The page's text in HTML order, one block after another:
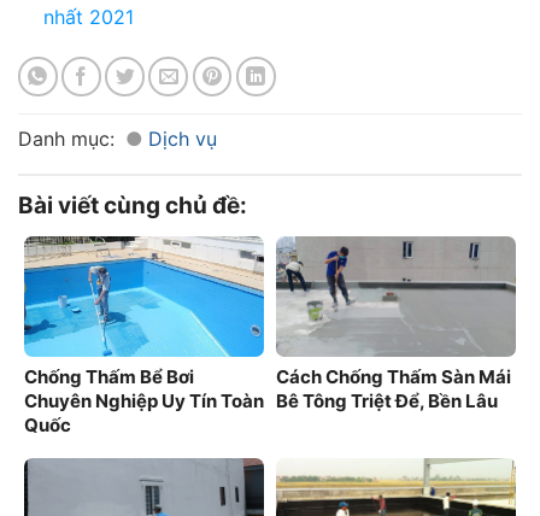
nhất 2021
Danh mục: Dịch vụ
Bài viết cùng chủ đề:
Chống Thấm Bể Bơi
Chuyên Nghiệp Uy Tín Toàn
Quốc
Cách Chống Thấm Sàn Mái
Bê Tông Triệt Để, Bền Lâu